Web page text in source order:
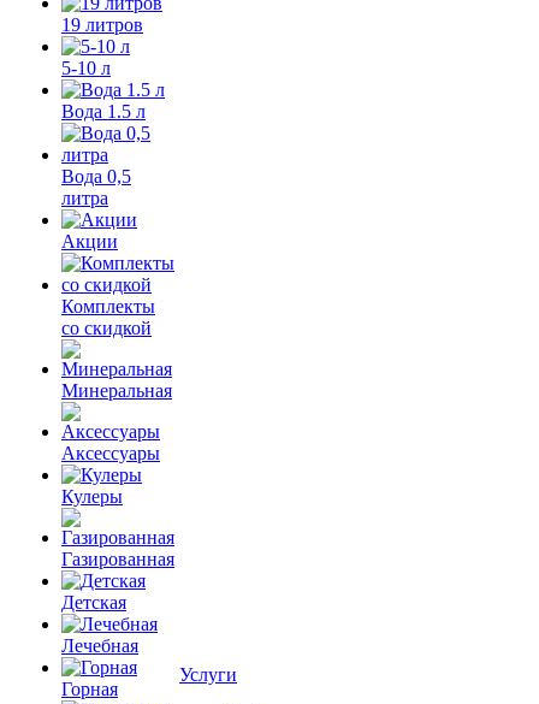
19 литров
5-10 л
Вода 1.5 л
Вода 0,5
литра
Акции
Комплекты
со скидкой
Минеральная
Аксессуары
Кулеры
Газированная
Детская
Лечебная
Горная
Услуги